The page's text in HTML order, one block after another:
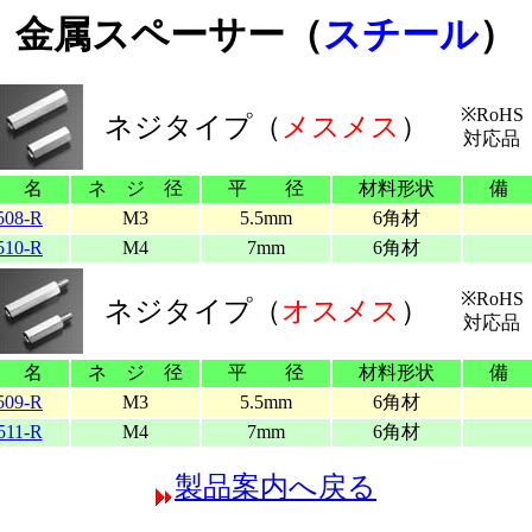
金属スペーサー（スチール）
ネジタイプ（ メスメス ）
※RoHS
対応品
名 ネ ジ 径 平 径 材料形状
備
R
M3 5.5mm
6角材
R
M4 7mm 6角材
ネジタイプ（オスメス ）
※RoHS
対応品
名 ネ ジ 径 平 径 材料形状
備
R
M3 5.5mm
6角材
R
M4 7mm 6角材
製品案内へ戻る